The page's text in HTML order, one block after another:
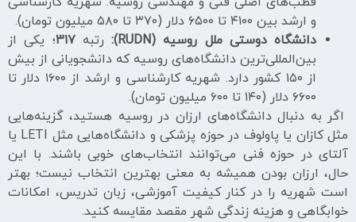
و ارشد بین ۴۱۰۰ تا ۶۵۰۰ دلار (۳۷۰ تا ۵۸۰ میلیون تومان).
دانشگاه دوستی ملل روسیه (RUDN):
رتبه۳۱۷؛ یکی از
بین‌المللی‌ترین دانشگاه‌های روسیه که دانشجویانی از بیش
از ۱۵۰ کشور دارد. شهریه کارشناسی و ارشد از ۱۶۰۰ دلار تا
۶۶۰۰ دلار (۱۴۰ تا ۶۰۰ میلیون تومان).
اگر به دنبال دانشگاه‌های ارزان در روسیه هستید، گزینه‌هایی
مثل کازان یا پاولوف در حوزه پزشکی و دانشگاه‌هایی مثل LETI یا
آلتای در حوزه فنی می‌توانند انتخاب‌های خوبی باشند. با این
حال، ارزان بودن همیشه به معنی بهترین انتخاب نیست؛ بهتر
است شهریه را در کنار کیفیت آموزشی، زبان تدریس، امکانات
خوابگاهی و هزینه زندگی شهر مقصد مقایسه کنید.